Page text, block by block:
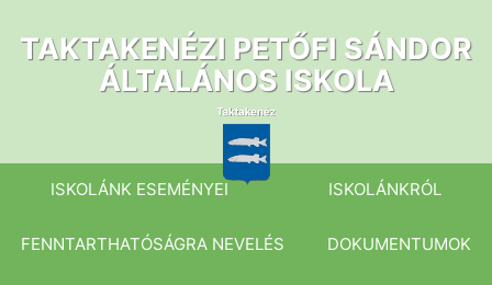
tartalomhoz
TAKTAKENÉZI PETŐFI SÁNDOR
ÁLTALÁNOS ISKOLA
ISKOLÁNK ESEMÉNYEI ISKOLÁNKRÓL
FENNTARTHATÓSÁGRA NEVELÉS DOKUMENTUMOK